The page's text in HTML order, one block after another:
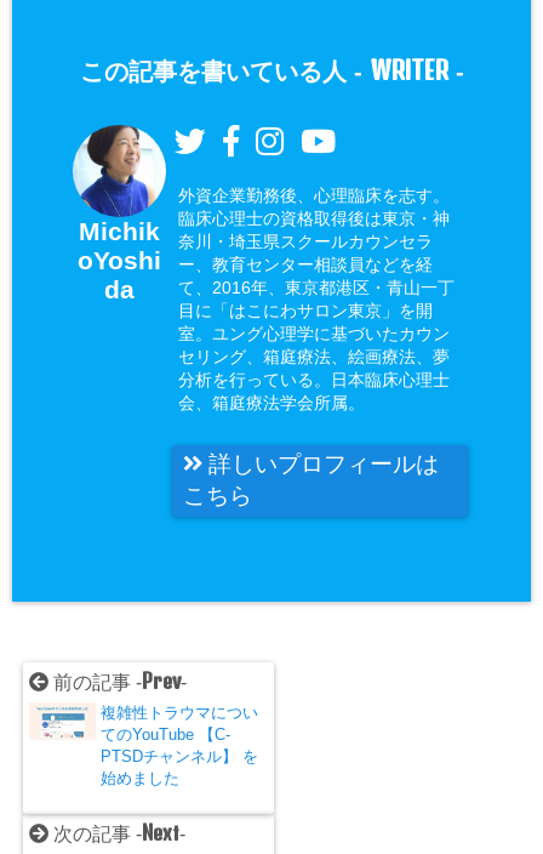
この記事を書いている人 - WRITER-
Michik
oYoshi
da
外資企業勤務後、心理臨床を志す。
臨床心理士の資格取得後は東京・神
奈川・埼玉県スクールカウンセラ
ー、教育センター相談員などを経
て、2016年、東京都港区・青山一丁
目に「はこにわサロン東京」を開
室。ユング心理学に基づいたカウン
セリング、箱庭療法、絵画療法、夢
分析を行っている。日本臨床心理士
会、箱庭療法学会所属。
詳しいプロフィールは
こちら
前の記事 - Prev-
複雑性トラウマについ
てのYouTube 【C-
PTSDチャンネル】 を
始めました
次の記事 - Next-